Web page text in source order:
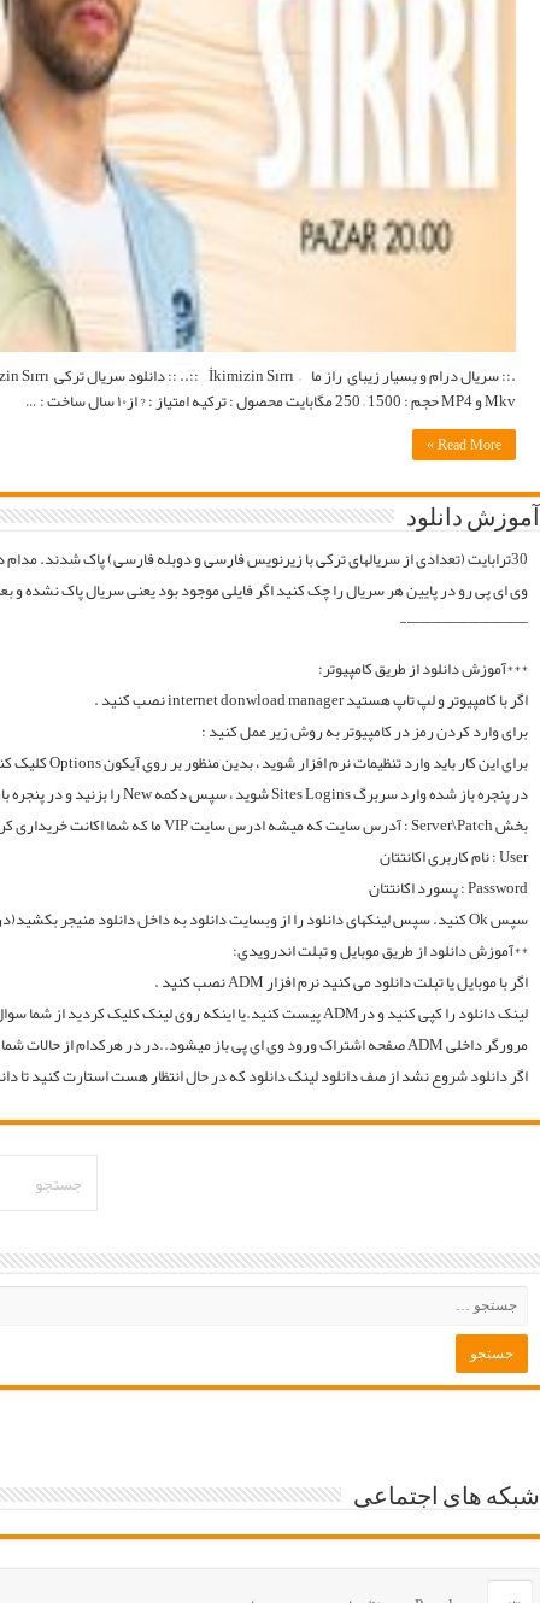
.:: سریال درام و بسیار زیبای راز ما – İkimizin Sırrı ::.. :: دانلود سریال ترکی İkimizin Sırrı با زبان اصلی و لینک مستقیم با زیرنویس فارسی ::. اطلاعات کامل : Wikipedia | وبسایت رسمی | IMDb فرمت :
فایلارو گیر آوردیم دوباره آپلود میکنیم. قبل از خرید کردن اول فولدر سریال در سرور
لینک دانلود را کپی کنید و درADM پیست کنید.یا اینکه روی لینک کلیک کردید از شما سوال میکند با چه اپی دانلود شود و شما ADM را انتخاب میکنید.. سپس خود اپ از شما یوزر و پسوورد را سوال میکند یا در